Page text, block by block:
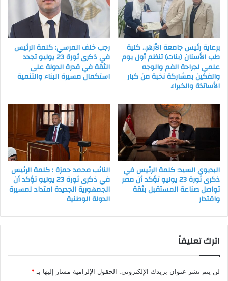
برعاية رئيس جامعة الأزهر.. كلية
طب الأسنان (بنات) تنظم أول يوم
علمي لجراحة الفم والوجه
والفكين بمشاركة نخبة من كبار
الأساتذة والخبراء
رجب خلف المرسي: كلمة الرئيس
في ذكرى ثورة 23 يوليو تجدد
الثقة في قدرة الدولة على
استكمال مسيرة البناء والتنمية
البديوي السيد: كلمة الرئيس في
ذكرى ثورة 23 يوليو تؤكد أن مصر
تواصل صناعة المستقبل بثقة
واقتدار
النائب محمد حمزة : كلمة الرئيس
في ذكرى ثورة 23 يوليو تؤكد أن
الجمهورية الجديدة امتداد لمسيرة
الدولة الوطنية
اترك تعليقاً
لن يتم نشر عنوان بريدك الإلكتروني. الحقول الإلزامية مشار إليها بـ*